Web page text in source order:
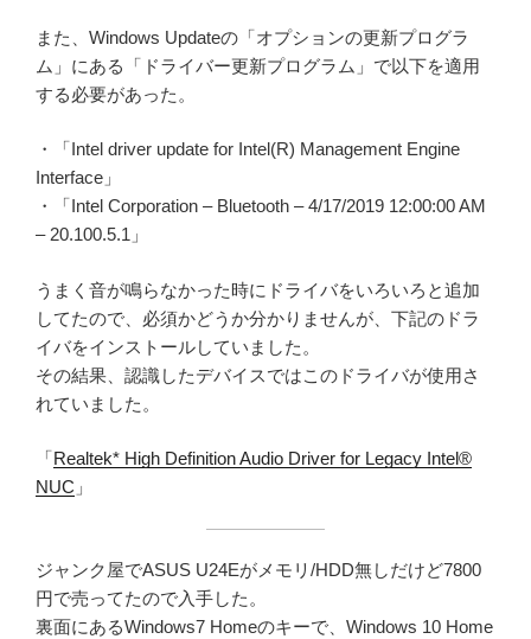
また、Windows Updateの「オプションの更新プログラ
ム」にある「ドライバー更新プログラム」で以下を適用
する必要があった。
・「Intel driver update for Intel(R) Management Engine
Interface」
・「Intel Corporation – Bluetooth – 4/17/2019 12:00:00 AM
– 20.100.5.1」
うまく音が鳴らなかった時にドライバをいろいろと追加
してたので、必須かどうか分かりませんが、下記のドラ
イバをインストールしていました。
その結果、認識したデバイスではこのドライバが使用さ
れていました。
「 Realtek* High Definition Audio Driver for Legacy Intel®
NUC 」
ジャンク屋でASUS U24Eがメモリ/HDD無しだけど7800
円で売ってたので入手した。
裏面にあるWindows7 Homeのキーで、Windows 10 Home